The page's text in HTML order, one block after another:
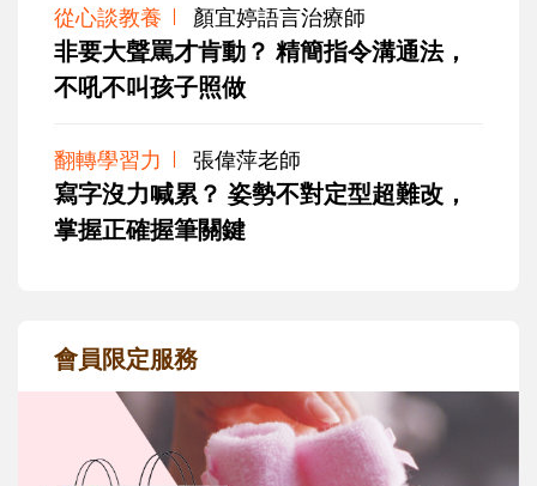
從心談教養 顏宜婷語言治療師
非要大聲罵才肯動？ 精簡指令溝通法，
不吼不叫孩子照做
翻轉學習力 張偉萍老師
寫字沒力喊累？ 姿勢不對定型超難改，
掌握正確握筆關鍵
會員限定服務